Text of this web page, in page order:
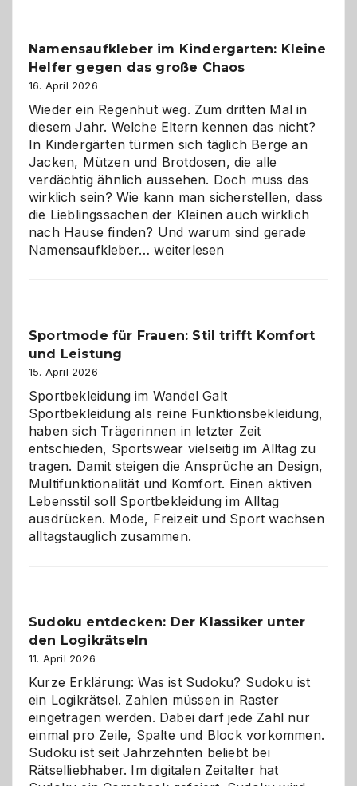
ist
eine
die
richtige
Wahl?
Namensaufkleber im Kindergarten: Kleine
Helfer gegen das große Chaos
16. April 2026
Wieder ein Regenhut weg. Zum dritten Mal in
diesem Jahr. Welche Eltern kennen das nicht?
In Kindergärten türmen sich täglich Berge an
Jacken, Mützen und Brotdosen, die alle
verdächtig ähnlich aussehen. Doch muss das
wirklich sein? Wie kann man sicherstellen, dass
die Lieblingssachen der Kleinen auch wirklich
nach Hause finden? Und warum sind gerade
Namensaufkleber…Namensaufkleber
gegen
Chaos
weiterlesen
Sportmode für Frauen: Stil trifft Komfort
und Leistung
15. April 2026
Sportbekleidung im Wandel Galt
Sportbekleidung als reine Funktionsbekleidung,
haben sich Trägerinnen in letzter Zeit
entschieden, Sportswear vielseitig im Alltag zu
tragen. Damit steigen die Ansprüche an Design,
Multifunktionalität und Komfort. Einen aktiven
Lebensstil soll Sportbekleidung im Alltag
ausdrücken. Mode, Freizeit und Sport wachsen
alltagstauglich zusammen.
Sudoku entdecken: Der Klassiker unter
den Logikrätseln
11. April 2026
Kurze Erklärung: Was ist Sudoku? Sudoku ist
ein Logikrätsel. Zahlen müssen in Raster
eingetragen werden. Dabei darf jede Zahl nur
einmal pro Zeile, Spalte und Block vorkommen.
Sudoku ist seit Jahrzehnten beliebt bei
Rätselliebhaber. Im digitalen Zeitalter hat